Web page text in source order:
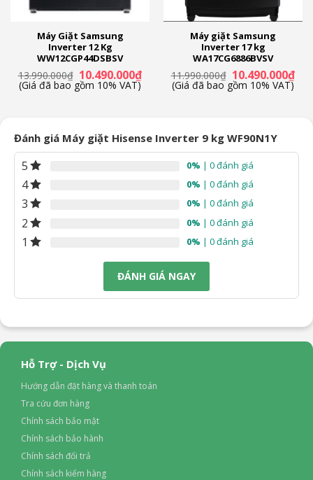
Máy Giặt Samsung
Inverter 12 Kg
WW12CGP44DSBSV
13.990.000₫ Giá
gốc
là:
10.490.000₫Giá
(Giá đã bao gồm 10% VAT)
Máy giặt Samsung
Inverter 17 kg
WA17CG6886BVSV
11.990.000₫ Giá
gốc
là:
10.490.000₫Giá
(Giá đã bao gồm 10% VAT)
Đánh giá Máy giặt Hisense Inverter 9 kg WF90N1Y
5 0% | 0 đánh giá
4 0% | 0 đánh giá
3 0% | 0 đánh giá
2 0% | 0 đánh giá
1 0% | 0 đánh giá
ĐÁNH GIÁ NGAY
Hỗ Trợ - Dịch Vụ
Hướng dẫn đặt hàng và thanh toán
Tra cứu đơn hàng
Chính sách bảo mật
Chính sách bảo hành
Chính sách đổi trả
Chính sách kiểm hàng